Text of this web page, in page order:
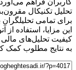
تحلیل تکنیکال
برای تمامی
این مزایا، استفاده
کیفیت تحلیل‌های مالی
به نتایج مطلوب کمک